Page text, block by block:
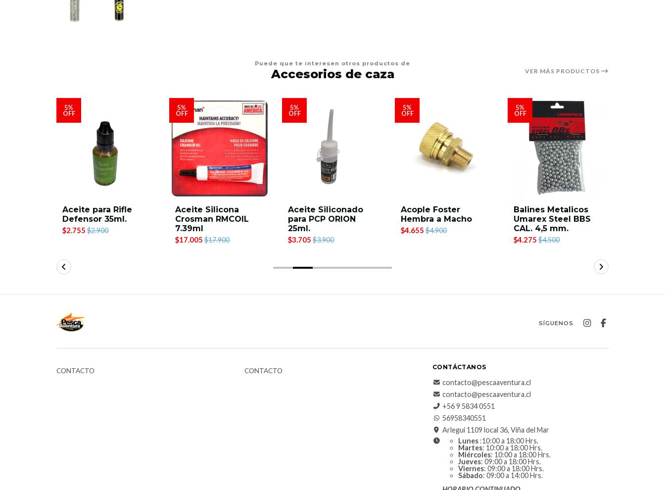
Puede que te interesen otros productos de
Accesorios de caza VER MÁS PRODUCTOS
5%
OFF
Aceite para Rifle
Defensor 35ml.
$2.755 $2.900
5%
OFF
Aceite Silicona
Crosman RMCOIL
7.39ml
$17.005 $17.900
5%
OFF
Aceite Siliconado
para PCP ORION
25ml.
$3.705 $3.900
5%
OFF
Acople Foster
Hembra a Macho
$4.655 $4.900
5%
OFF
Balines Metalicos
Umarex Steel BBS
CAL. 4,5 mm.
$4.275 $4.500
SÍGUENOS
CONTACTO CONTACTO CONTÁCTANOS
contacto@pescaaventura.cl
contacto@pescaaventura.cl
+56 9 5834 0551
56958340551
Arlegui 1109 local 36, Viña del Mar
Lunes :10:00 a 18:00 Hrs.
Martes: 10:00 a 18:00 Hrs.
Miércoles: 10:00 a 18:00 Hrs.
Jueves: 09:00 a 18:00 Hrs.
Viernes: 09:00 a 18:00 Hrs.
Sábado: 09:00 a 14:00 Hrs.